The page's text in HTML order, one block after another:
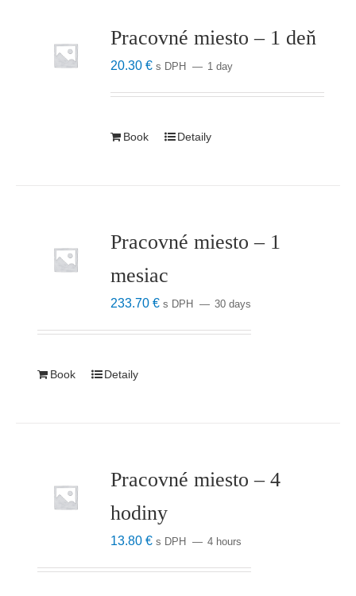
Pracovné miesto – 1 deň
20.30€ s DPH 1 day
Book Detaily
Pracovné miesto – 1
mesiac
233.70€ s DPH 30 days
Book Detaily
Pracovné miesto – 4
hodiny
13.80€ s DPH 4 hours